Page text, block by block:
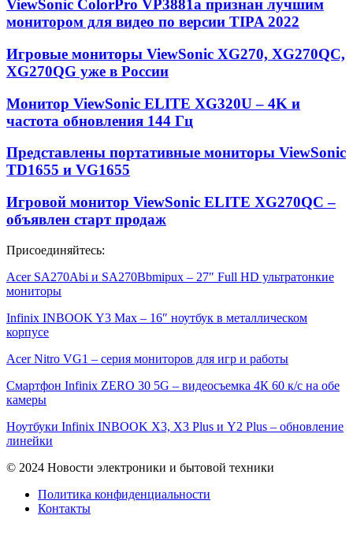
ViewSonic ColorPro VP3881a признан лучшим
монитором для видео по версии TIPA 2022
Игровые мониторы ViewSonic XG270, XG270QC,
XG270QG уже в России
Монитор ViewSonic ELITE XG320U – 4K и
частота обновления 144 Гц
Представлены портативные мониторы ViewSonic
TD1655 и VG1655
Игровой монитор ViewSonic ELITE XG270QC –
объявлен старт продаж
Присоединяйтесь:
Acer SA270Abi и SA270Bbmipux – 27″ Full HD ультратонкие
мониторы
Infinix INBOOK Y3 Max – 16″ ноутбук в металлическом
корпусе
Acer Nitro VG1 – серия мониторов для игр и работы
Смартфон Infinix ZERO 30 5G – видеосъемка 4К 60 к/с на обе
камеры
Ноутбуки Infinix INBOOK X3, X3 Plus и Y2 Plus – обновление
линейки
© 2024 Новости электроники и бытовой техники
Политика конфиденциальности
Контакты